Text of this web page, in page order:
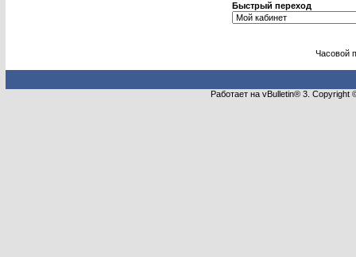
Быстрый переход
Часовой
Работает на vBulletin® 3.